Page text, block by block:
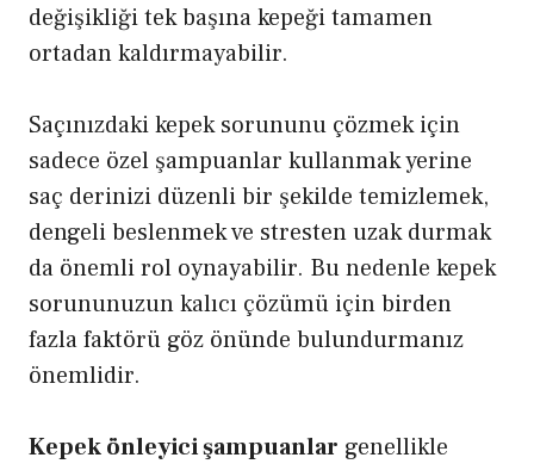
değişikliği tek başına kepeği tamamen
ortadan kaldırmayabilir.
Saçınızdaki kepek sorununu çözmek için
sadece özel şampuanlar kullanmak yerine
saç derinizi düzenli bir şekilde temizlemek,
dengeli beslenmek ve stresten uzak durmak
da önemli rol oynayabilir. Bu nedenle kepek
sorununuzun kalıcı çözümü için birden
fazla faktörü göz önünde bulundurmanız
önemlidir.
Kepek önleyici şampuanlar genellikle